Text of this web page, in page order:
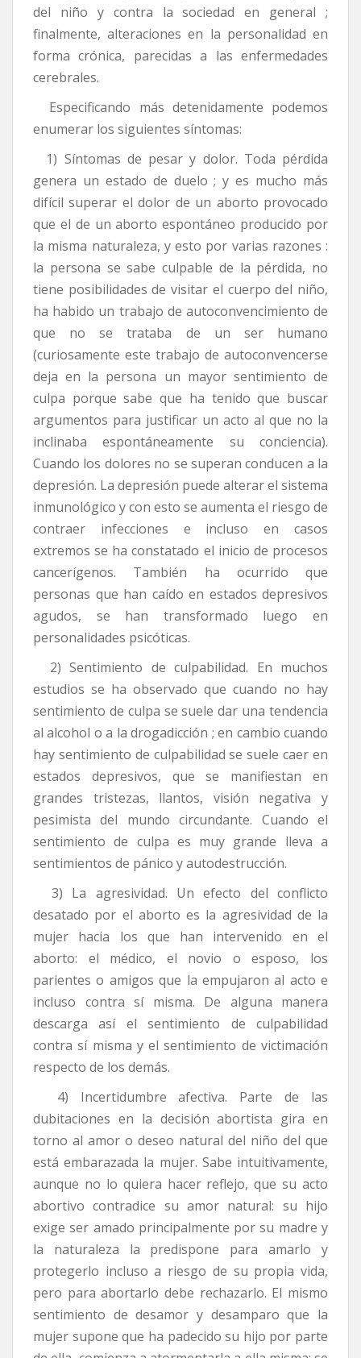
del niño y contra la sociedad en general ;
finalmente, alteraciones en la personalidad en
forma crónica, parecidas a las enfermedades
cerebrales.
Especificando más detenidamente podemos
enumerar los siguientes síntomas:
1) Síntomas de pesar y dolor. Toda pérdida
genera un estado de duelo ; y es mucho más
difícil superar el dolor de un aborto provocado
que el de un aborto espontáneo producido por
la misma naturaleza, y esto por varias razones :
la persona se sabe culpable de la pérdida, no
tiene posibilidades de visitar el cuerpo del niño,
ha habido un trabajo de autoconvencimiento de
que no se trataba de un ser humano
(curiosamente este trabajo de autoconvencerse
deja en la persona un mayor sentimiento de
culpa porque sabe que ha tenido que buscar
argumentos para justificar un acto al que no la
inclinaba espontáneamente su conciencia).
Cuando los dolores no se superan conducen a la
depresión. La depresión puede alterar el sistema
inmunológico y con esto se aumenta el riesgo de
contraer infecciones e incluso en casos
extremos se ha constatado el inicio de procesos
cancerígenos. También ha ocurrido que
personas que han caído en estados depresivos
agudos, se han transformado luego en
personalidades psicóticas.
2) Sentimiento de culpabilidad. En muchos
estudios se ha observado que cuando no hay
sentimiento de culpa se suele dar una tendencia
al alcohol o a la drogadicción ; en cambio cuando
hay sentimiento de culpabilidad se suele caer en
estados depresivos, que se manifiestan en
grandes tristezas, llantos, visión negativa y
pesimista del mundo circundante. Cuando el
sentimiento de culpa es muy grande lleva a
sentimientos de pánico y autodestrucción.
3) La agresividad. Un efecto del conflicto
desatado por el aborto es la agresividad de la
mujer hacia los que han intervenido en el
aborto: el médico, el novio o esposo, los
parientes o amigos que la empujaron al acto e
incluso contra sí misma. De alguna manera
descarga así el sentimiento de culpabilidad
contra sí misma y el sentimiento de victimación
respecto de los demás.
4) Incertidumbre afectiva. Parte de las
dubitaciones en la decisión abortista gira en
torno al amor o deseo natural del niño del que
está embarazada la mujer. Sabe intuitivamente,
aunque no lo quiera hacer reflejo, que su acto
abortivo contradice su amor natural: su hijo
exige ser amado principalmente por su madre y
la naturaleza la predispone para amarlo y
protegerlo incluso a riesgo de su propia vida,
pero para abortarlo debe rechazarlo. El mismo
sentimiento de desamor y desamparo que la
mujer supone que ha padecido su hijo por parte